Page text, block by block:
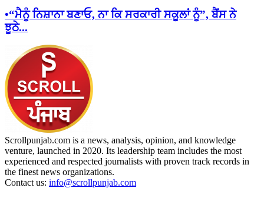
•“ਮੈਨੂੰ ਨਿਸ਼ਾਨਾ ਬਣਾਓ, ਨਾ ਕਿ ਸਰਕਾਰੀ ਸਕੂਲਾਂ ਨੂੰ”, ਬੈਂਸ ਨੇ
ਝੂਠੇ...
Scrollpunjab.com is a news, analysis, opinion, and knowledge
venture, launched in 2020. Its leadership team includes the most
experienced and respected journalists with proven track records in
the finest news organizations.
Contact us: info@scrollpunjab.com